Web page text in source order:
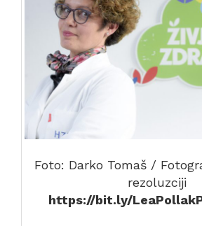
Foto: Darko Tomaš /
rezoluzciji
https://bit.ly/